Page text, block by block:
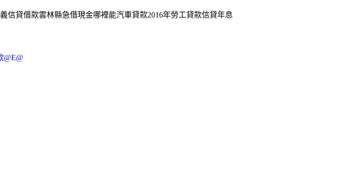
貸借款雲林縣急借現金哪裡能汽車貸款2016年勞工貸款信貸年息
@E@